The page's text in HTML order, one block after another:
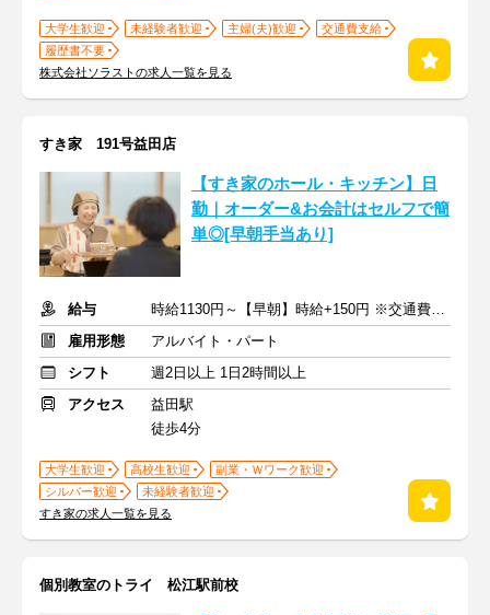
大学生歓迎 未経験者歓迎 主婦(夫)歓迎
交通費支給
履歴書不要
株式会社ソラストの求人一覧を見る
すき家 191号益田店
【すき家のホール・キッチン】日
勤｜オーダー&お会計はセルフで簡
単◎[早朝手当あり]
給与
時給1130円～【早朝】時給+150円 ※交通費支給
雇用形態
アルバイト・パート
シフト
週2日以上 1日2時間以上
アクセス
益田駅
徒歩4分
大学生歓迎 高校生歓迎
副業・Ｗワーク歓迎
シルバー歓迎
未経験者歓迎
すき家の求人一覧を見る
個別教室のトライ 松江駅前校